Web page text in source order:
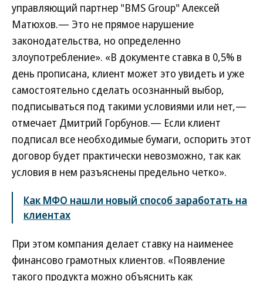
управляющий партнер "BMS Group" Алексей
Матюхов.— Это не прямое нарушение
законодательства, но определенно
злоупотребление». «В документе ставка в 0,5% в
день прописана, клиент может это увидеть и уже
самостоятельно сделать осознанный выбор,
подписываться под такими условиями или нет,—
отмечает Дмитрий Горбунов.— Если клиент
подписал все необходимые бумаги, оспорить этот
договор будет практически невозможно, так как
условия в нем разъяснены предельно четко».
Как МФО нашли новый способ заработать на
клиентах
При этом компания делает ставку на наименее
финансово грамотных клиентов. «Появление
такого продукта можно объяснить как